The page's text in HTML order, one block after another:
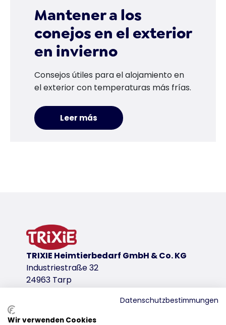
Mantener a los
conejos en el exterior
en invierno
Consejos útiles para el alojamiento en
el exterior con temperaturas más frías.
Leer más
TRIXIE Heimtierbedarf GmbH & Co. KG
Industriestraße 32
24963 Tarp
Datenschutzbestimmungen
Wir verwenden Cookies